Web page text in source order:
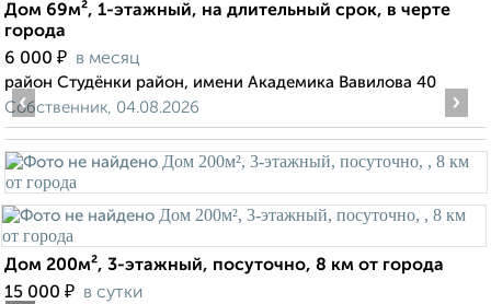
Дом 69м², 1-этажный, на длительный срок, в черте
города
6 000 ₽ в месяц
район Студёнки район, имени Академика Вавилова 40
Собственник, 04.08.2026
‹ ›
Дом 200м², 3-этажный, посуточно, 8 км от города
15 000 ₽ в сутки